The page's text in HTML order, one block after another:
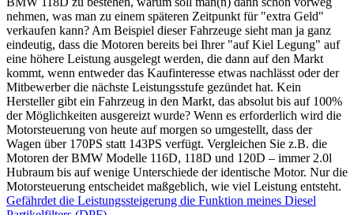
nehmen, was man zu einem späteren Zeitpunkt für "extra Geld"
verkaufen kann? Am Beispiel dieser Fahrzeuge sieht man ja ganz
eindeutig, dass die Motoren bereits bei Ihrer "auf Kiel Legung" auf
eine höhere Leistung ausgelegt werden, die dann auf den Markt
kommt, wenn entweder das Kaufinteresse etwas nachlässt oder der
Mitbewerber die nächste Leistungsstufe gezündet hat. Kein
Hersteller gibt ein Fahrzeug in den Markt, das absolut bis auf 100%
der Möglichkeiten ausgereizt wurde? Wenn es erforderlich wird die
Motorsteuerung von heute auf morgen so umgestellt, dass der
Wagen über 170PS statt 143PS verfügt. Vergleichen Sie z.B. die
Motoren der BMW Modelle 116D, 118D und 120D – immer 2.0l
Hubraum bis auf wenige Unterschiede der identische Motor. Nur die
Motorsteuerung entscheidet maßgeblich, wie viel Leistung entsteht.
Gefährdet die Leistungssteigerung die Funktion meines Diesel